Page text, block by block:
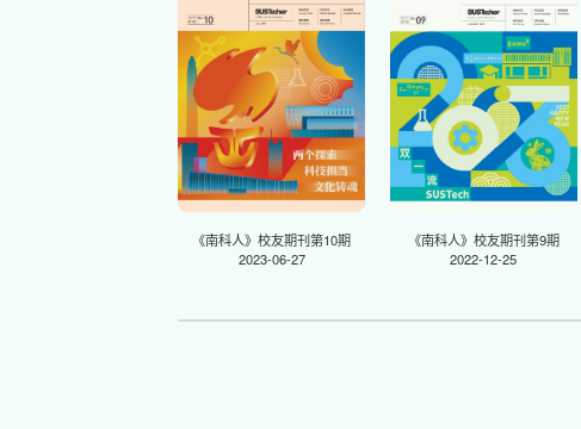
《南科人》校友期刊第10期
2023-06-27
《南科人》校友期刊第9期
2022-12-25